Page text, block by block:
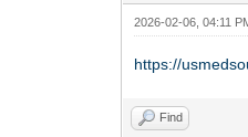
2026-02-06, 04:11
https://
Find